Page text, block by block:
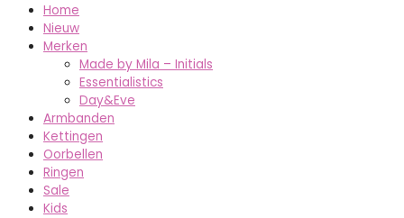
Home
Nieuw
Merken
Made by Mila – Initials
Essentialistics
Day&Eve
Armbanden
Kettingen
Oorbellen
Ringen
Sale
Kids